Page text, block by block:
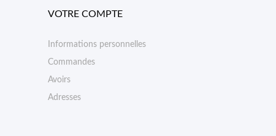
VOTRE COMPTE
Informations personnelles
Commandes
Avoirs
Adresses